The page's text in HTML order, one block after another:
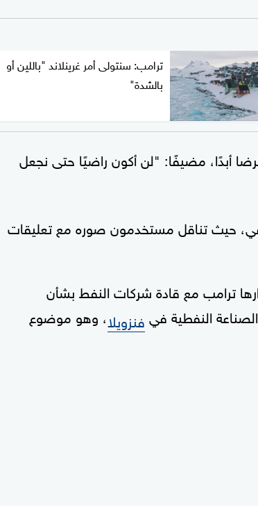
ترامب: سنتولى أمر غرينلاند "باللين أو
بالشدة"
أبدًا، مضيفًا: "لن أكون راضيًا حتى نجعل
حيث تناقل مستخدمون صوره مع تعليقات
ترامب مع قادة شركات النفط بشأن
فنزويلا، وهو موضوع